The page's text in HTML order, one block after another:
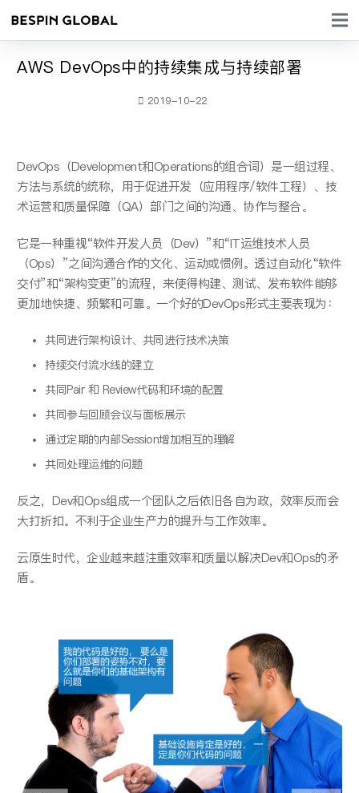
AWS DevOps中的持续集成与持续部署
2019-10-22
DevOps（Development和Operations的组合词）是一组过程、
方法与系统的统称，用于促进开发（应用程序/软件工程）、技
术运营和质量保障（QA）部门之间的沟通、协作与整合。
它是一种重视“软件开发人员（Dev）”和“IT运维技术人员
（Ops）”之间沟通合作的文化、运动或惯例。透过自动化“软件
交付”和“架构变更”的流程，来使得构建、测试、发布软件能够
更加地快捷、频繁和可靠。一个好的DevOps形式主要表现为：
共同进行架构设计、共同进行技术决策
持续交付流水线的建立
共同Pair 和 Review代码和环境的配置
共同参与回顾会议与面板展示
通过定期的内部Session增加相互的理解
共同处理运维的问题
反之，Dev和Ops组成一个团队之后依旧各自为政，效率反而会
大打折扣。不利于企业生产力的提升与工作效率。
云原生时代，企业越来越注重效率和质量以解决Dev和Ops的矛
盾。